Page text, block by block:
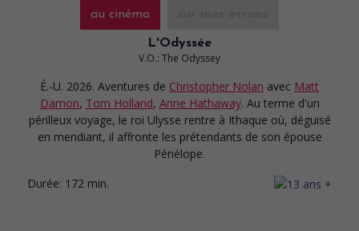
au cinéma
L'Odyssée
V.O.: The Odyssey
É.-U. 2026. Aventures de Christopher Nolan avec Matt
Damon, Tom Holland, Anne Hathaway. Au terme d'un
périlleux voyage, le roi Ulysse rentre à Ithaque où, déguisé
en mendiant, il affronte les prétendants de son épouse
Pénélope.
Durée: 172 min.